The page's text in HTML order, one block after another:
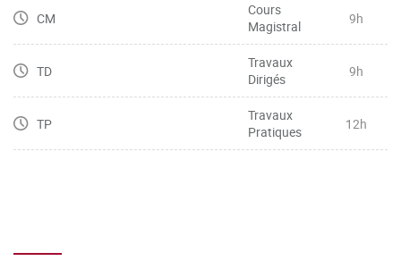
CM
Cours
Magistral
9h
TD
Travaux
Dirigés
9h
TP
Travaux
Pratiques
12h